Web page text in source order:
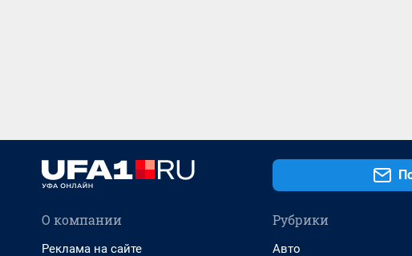
О компании
Реклама на сайте
Рубрики
Авто